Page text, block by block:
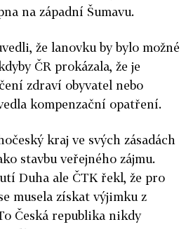
na západní Šumavu.
že lanovku by bylo možné
ČR prokázala, že je
zdraví obyvatel nebo
kompenzační opatření.
kraj ve svých zásadách
stavbu veřejného zájmu.
Duha ale ČTK řekl, že pro
musela získat výjimku z
Česká republika nikdy